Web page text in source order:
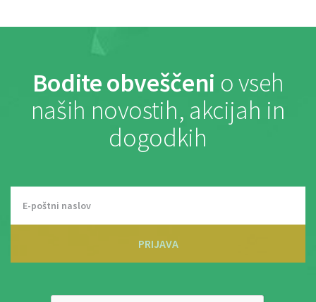
Bodite obveščeni o vseh
naših novostih, akcijah in
dogodkih
PRIJAVA